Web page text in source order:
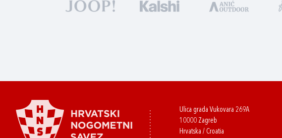
Ulica grada Vukovara 269A
10000 Zagreb
Hrvatska / Croatia